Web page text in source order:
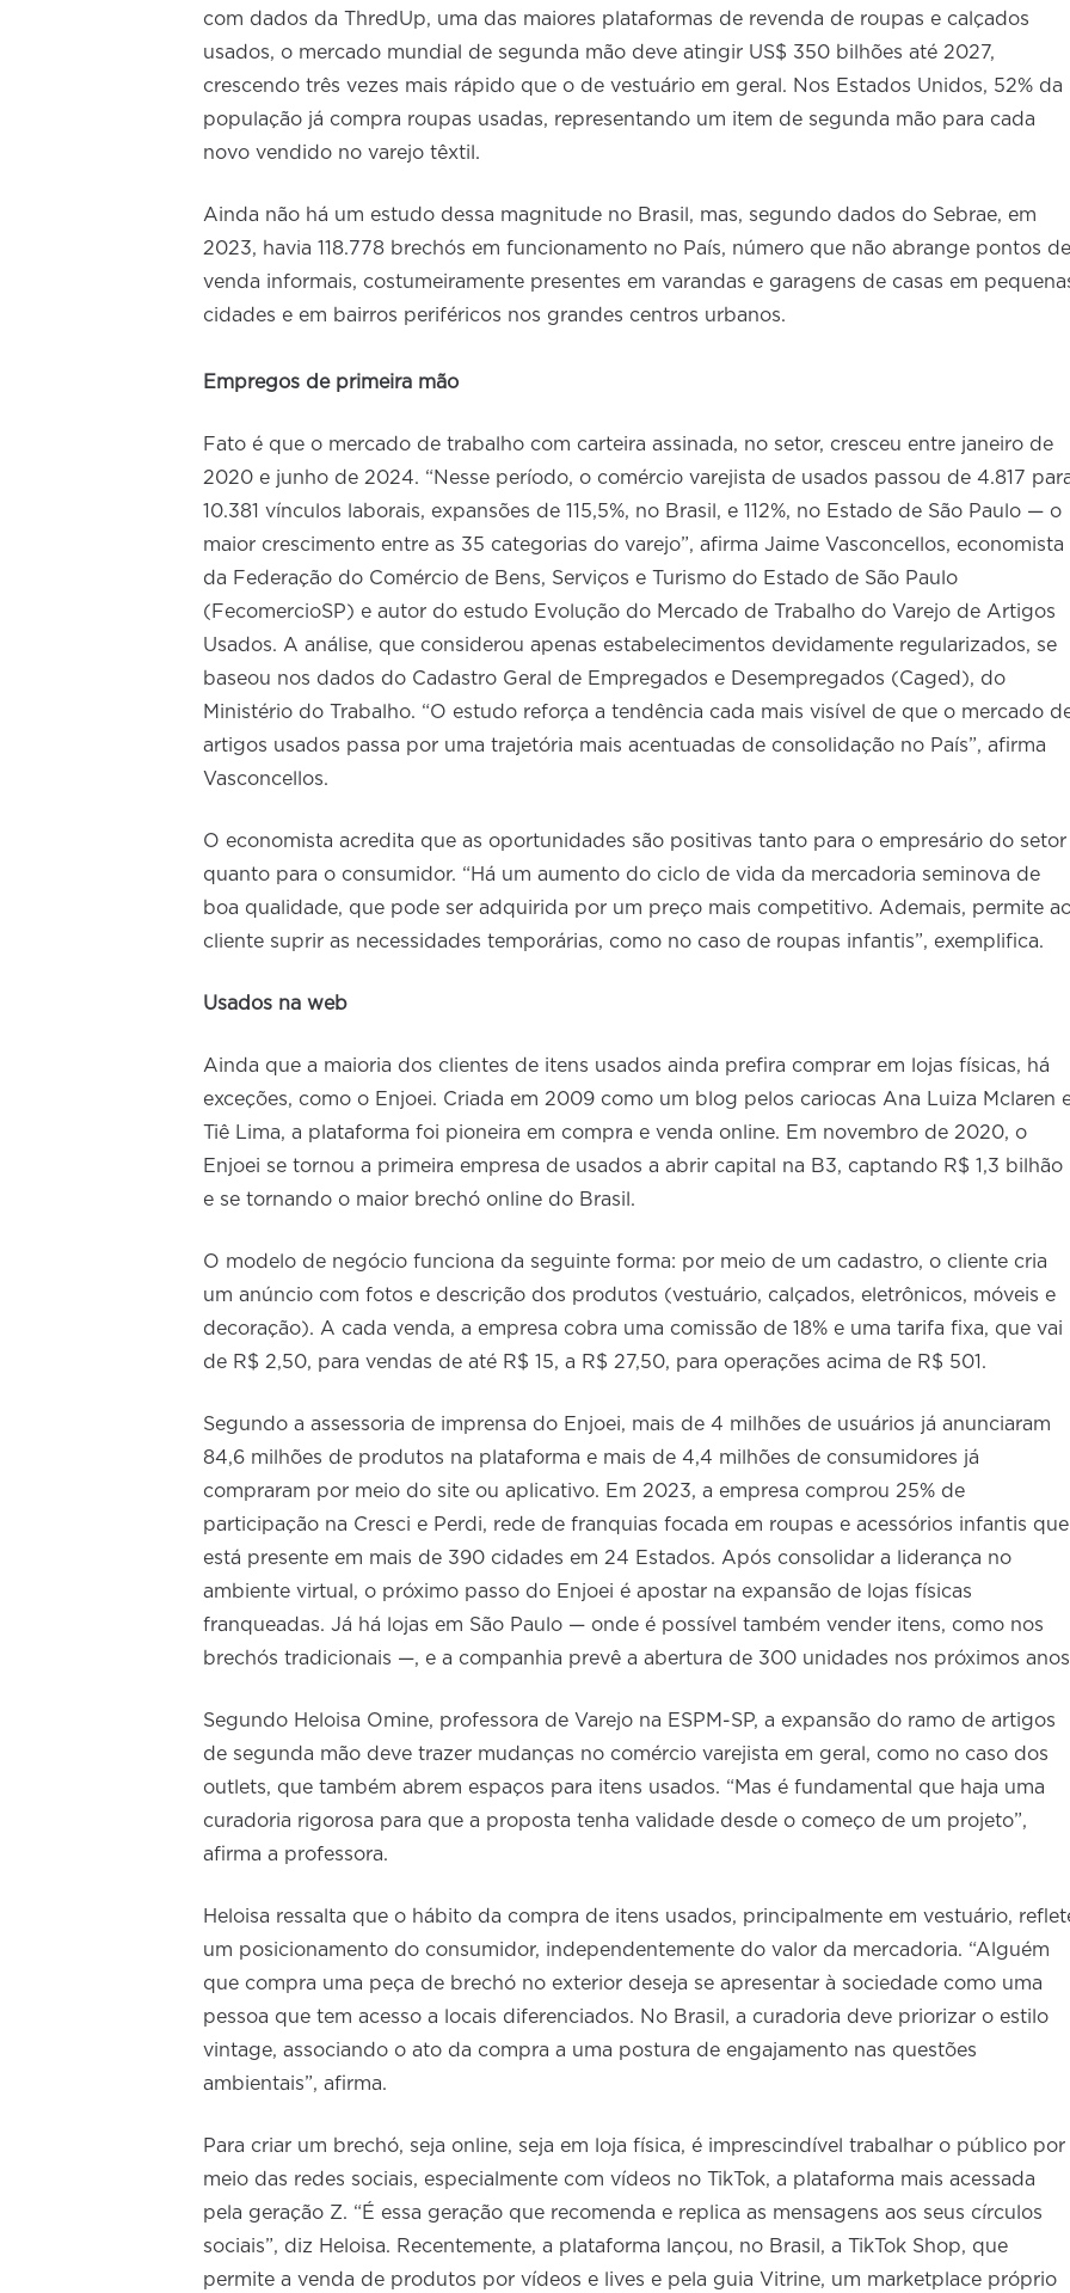
com dados da ThredUp, uma das maiores plataformas de revenda de roupas e calçados
usados, o mercado mundial de segunda mão deve atingir US$ 350 bilhões até 2027,
crescendo três vezes mais rápido que o de vestuário em geral. Nos Estados Unidos, 52% da
população já compra roupas usadas, representando um item de segunda mão para cada
novo vendido no varejo têxtil.
Ainda não há um estudo dessa magnitude no Brasil, mas, segundo dados do Sebrae, em
2023, havia 118.778 brechós em funcionamento no País, número que não abrange pontos de
venda informais, costumeiramente presentes em varandas e garagens de casas em
cidades e em bairros periféricos nos grandes centros urbanos.
Empregos de primeira mão
Fato é que o mercado de trabalho com carteira assinada, no setor, cresceu entre janeiro de
2020 e junho de 2024. “Nesse período, o comércio varejista de usados passou de 4.817
10.381 vínculos laborais, expansões de 115,5%, no Brasil, e 112%, no Estado de São Paulo — o
maior crescimento entre as 35 categorias do varejo”, afirma Jaime Vasconcellos, economista
da Federação do Comércio de Bens, Serviços e Turismo do Estado de São Paulo
(FecomercioSP) e autor do estudo Evolução do Mercado de Trabalho do Varejo de Artigos
Usados. A análise, que considerou apenas estabelecimentos devidamente regularizados, se
baseou nos dados do Cadastro Geral de Empregados e Desempregados (Caged), do
Ministério do Trabalho. “O estudo reforça a tendência cada mais visível de que o mercado
artigos usados passa por uma trajetória mais acentuadas de consolidação no País”, afirma
Vasconcellos.
O economista acredita que as oportunidades são positivas tanto para o empresário do setor
quanto para o consumidor. “Há um aumento do ciclo de vida da mercadoria seminova de
boa qualidade, que pode ser adquirida por um preço mais competitivo. Ademais, permite
cliente suprir as necessidades temporárias, como no caso de roupas infantis”, exemplifica.
Usados na web
Ainda que a maioria dos clientes de itens usados ainda prefira comprar em lojas físicas, há
exceções, como o Enjoei. Criada em 2009 como um blog pelos cariocas Ana Luiza Mclaren
Tiê Lima, a plataforma foi pioneira em compra e venda online. Em novembro de 2020, o
Enjoei se tornou a primeira empresa de usados a abrir capital na B3, captando R$ 1,3 bilhão
e se tornando o maior brechó online do Brasil.
O modelo de negócio funciona da seguinte forma: por meio de um cadastro, o cliente cria
um anúncio com fotos e descrição dos produtos (vestuário, calçados, eletrônicos, móveis e
decoração). A cada venda, a empresa cobra uma comissão de 18% e uma tarifa fixa, que vai
de R$ 2,50, para vendas de até R$ 15, a R$ 27,50, para operações acima de R$ 501.
Segundo a assessoria de imprensa do Enjoei, mais de 4 milhões de usuários já anunciaram
84,6 milhões de produtos na plataforma e mais de 4,4 milhões de consumidores já
compraram por meio do site ou aplicativo. Em 2023, a empresa comprou 25% de
participação na Cresci e Perdi, rede de franquias focada em roupas e acessórios infantis que
está presente em mais de 390 cidades em 24 Estados. Após consolidar a liderança no
ambiente virtual, o próximo passo do Enjoei é apostar na expansão de lojas físicas
franqueadas. Já há lojas em São Paulo — onde é possível também vender itens, como nos
brechós tradicionais —, e a companhia prevê a abertura de 300 unidades nos próximos
Segundo Heloisa Omine, professora de Varejo na ESPM-SP, a expansão do ramo de artigos
de segunda mão deve trazer mudanças no comércio varejista em geral, como no caso dos
outlets, que também abrem espaços para itens usados. “Mas é fundamental que haja uma
curadoria rigorosa para que a proposta tenha validade desde o começo de um projeto”,
afirma a professora.
Heloisa ressalta que o hábito da compra de itens usados, principalmente em vestuário,
um posicionamento do consumidor, independentemente do valor da mercadoria. “Alguém
que compra uma peça de brechó no exterior deseja se apresentar à sociedade como uma
pessoa que tem acesso a locais diferenciados. No Brasil, a curadoria deve priorizar o estilo
vintage, associando o ato da compra a uma postura de engajamento nas questões
ambientais”, afirma.
Para criar um brechó, seja online, seja em loja física, é imprescindível trabalhar o público por
meio das redes sociais, especialmente com vídeos no TikTok, a plataforma mais acessada
pela geração Z. “É essa geração que recomenda e replica as mensagens aos seus círculos
sociais”, diz Heloisa. Recentemente, a plataforma lançou, no Brasil, a TikTok Shop, que
permite a venda de produtos por vídeos e lives e pela guia Vitrine, um marketplace próprio